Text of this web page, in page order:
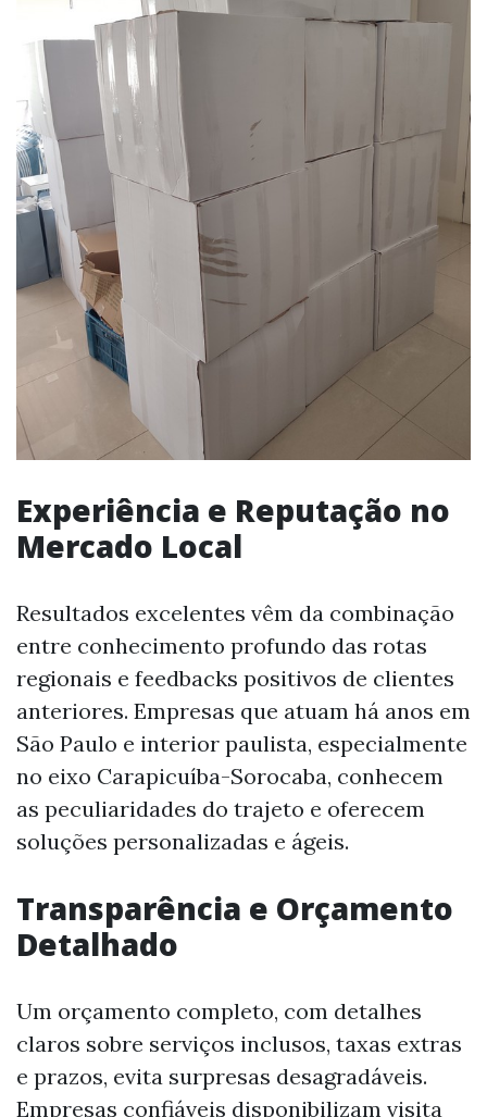
Experiência e Reputação no
Mercado Local
Resultados excelentes vêm da combinação
entre conhecimento profundo das rotas
regionais e feedbacks positivos de clientes
anteriores. Empresas que atuam há anos em
São Paulo e interior paulista, especialmente
no eixo Carapicuíba-Sorocaba, conhecem
as peculiaridades do trajeto e oferecem
soluções personalizadas e ágeis.
Transparência e Orçamento
Detalhado
Um orçamento completo, com detalhes
claros sobre serviços inclusos, taxas extras
e prazos, evita surpresas desagradáveis.
Empresas confiáveis disponibilizam visita